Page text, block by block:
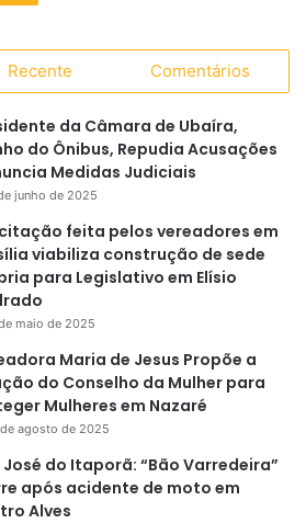
Recente Comentários
da Câmara de Ubaíra,
do Ônibus, Repudia Acusações
Medidas Judiciais
junho de 2025
feita pelos vereadores em
viabiliza construção de sede
para Legislativo em Elísio
maio de 2025
Maria de Jesus Propõe a
do Conselho da Mulher para
Mulheres em Nazaré
agosto de 2025
José do Itaporã: “Bão Varredeira”
após acidente de moto em
Alves